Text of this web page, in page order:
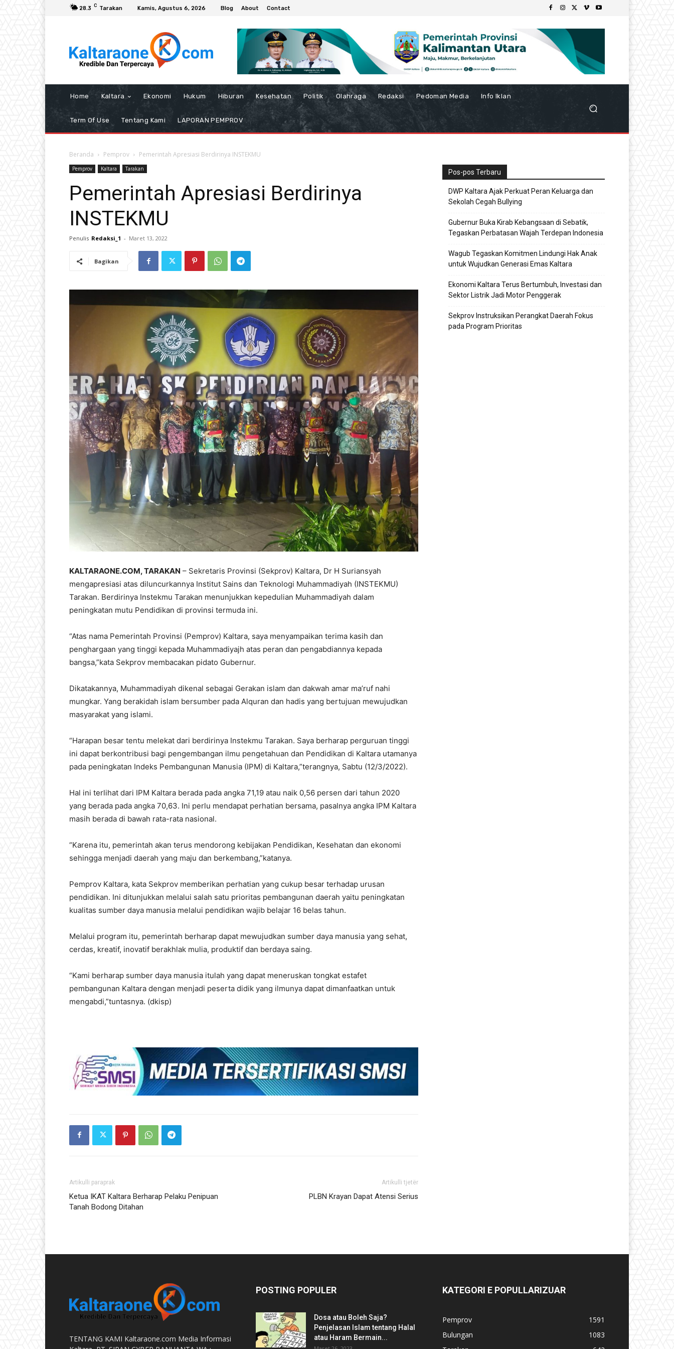
28.3 C Tarakan Kamis, Agustus 6, 2026 Blog About Contact
Home Kaltara Ekonomi Hukum Hiburan Kesehatan Politik Olahraga Redaksi Pedoman Media Info Iklan
Term Of Use Tentang Kami LAPORAN PEMPROV
Beranda Pemprov Pemerintah Apresiasi Berdirinya INSTEKMU
Pemprov Kaltara Tarakan
Pemerintah Apresiasi Berdirinya
INSTEKMU
Penulis Redaksi_1 - Maret 13, 2022
Bagikan
KALTARAONE.COM, TARAKAN – Sekretaris Provinsi (Sekprov) Kaltara, Dr H Suriansyah
mengapresiasi atas diluncurkannya Institut Sains dan Teknologi Muhammadiyah (INSTEKMU)
Tarakan. Berdirinya Instekmu Tarakan menunjukkan kepedulian Muhammadiyah dalam
peningkatan mutu Pendidikan di provinsi termuda ini.
“Atas nama Pemerintah Provinsi (Pemprov) Kaltara, saya menyampaikan terima kasih dan
penghargaan yang tinggi kepada Muhammadiyajh atas peran dan pengabdiannya kepada
bangsa,”kata Sekprov membacakan pidato Gubernur.
Dikatakannya, Muhammadiyah dikenal sebagai Gerakan islam dan dakwah amar ma’ruf nahi
mungkar. Yang berakidah islam bersumber pada Alquran dan hadis yang bertujuan mewujudkan
masyarakat yang islami.
“Harapan besar tentu melekat dari berdirinya Instekmu Tarakan. Saya berharap perguruan tinggi
ini dapat berkontribusi bagi pengembangan ilmu pengetahuan dan Pendidikan di Kaltara utamanya
pada peningkatan Indeks Pembangunan Manusia (IPM) di Kaltara,”terangnya, Sabtu (12/3/2022).
Hal ini terlihat dari IPM Kaltara berada pada angka 71,19 atau naik 0,56 persen dari tahun 2020
yang berada pada angka 70,63. Ini perlu mendapat perhatian bersama, pasalnya angka IPM Kaltara
masih berada di bawah rata-rata nasional.
“Karena itu, pemerintah akan terus mendorong kebijakan Pendidikan, Kesehatan dan ekonomi
sehingga menjadi daerah yang maju dan berkembang,”katanya.
Pemprov Kaltara, kata Sekprov memberikan perhatian yang cukup besar terhadap urusan
pendidikan. Ini ditunjukkan melalui salah satu prioritas pembangunan daerah yaitu peningkatan
kualitas sumber daya manusia melalui pendidikan wajib belajar 16 belas tahun.
Melalui program itu, pemerintah berharap dapat mewujudkan sumber daya manusia yang sehat,
cerdas, kreatif, inovatif berakhlak mulia, produktif dan berdaya saing.
“Kami berharap sumber daya manusia itulah yang dapat meneruskan tongkat estafet
pembangunan Kaltara dengan menjadi peserta didik yang ilmunya dapat dimanfaatkan untuk
mengabdi,”tuntasnya. (dkisp)
Artikulli paraprak
Ketua IKAT Kaltara Berharap Pelaku Penipuan
Tanah Bodong Ditahan
Artikulli tjetër
PLBN Krayan Dapat Atensi Serius
Pos-pos Terbaru
DWP Kaltara Ajak Perkuat Peran Keluarga dan
Sekolah Cegah Bullying
Gubernur Buka Kirab Kebangsaan di Sebatik,
Tegaskan Perbatasan Wajah Terdepan Indonesia
Wagub Tegaskan Komitmen Lindungi Hak Anak
untuk Wujudkan Generasi Emas Kaltara
Ekonomi Kaltara Terus Bertumbuh, Investasi dan
Sektor Listrik Jadi Motor Penggerak
Sekprov Instruksikan Perangkat Daerah Fokus
pada Program Prioritas
TENTANG KAMI Kaltaraone.com Media Informasi
POSTING POPULER
Dosa atau Boleh Saja?
Penjelasan Islam tentang Halal
atau Haram Bermain...
KATEGORI E POPULLARIZUAR
Pemprov
1591
Bulungan
1083